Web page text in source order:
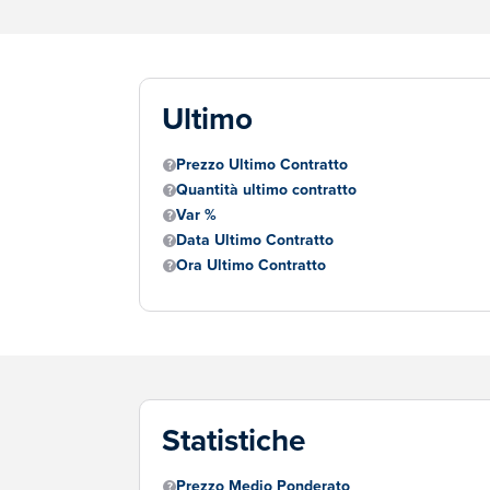
Ultimo
Prezzo Ultimo Contratto
Quantità ultimo contratto
Var %
Data Ultimo Contratto
Ora Ultimo Contratto
Statistiche